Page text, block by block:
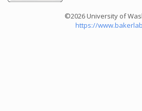
©2026 University of
https://